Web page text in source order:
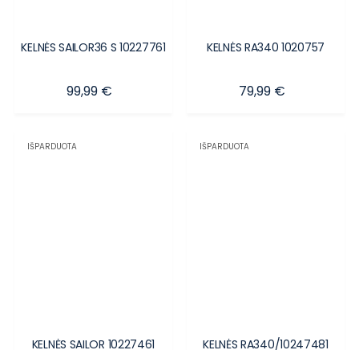
KELNĖS SAILOR36 S 10227761
Kaina
99,99 €
KELNĖS RA340 1020757
Kaina
79,99 €
IŠPARDUOTA
KELNĖS SAILOR 10227461
IŠPARDUOTA
KELNĖS RA340/10247481